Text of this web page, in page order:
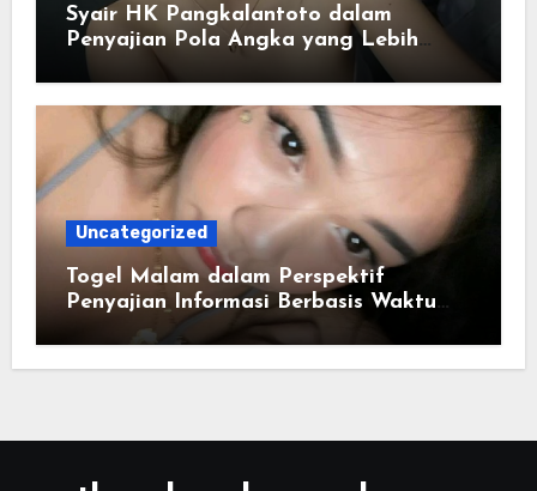
Syair HK Pangkalantoto dalam
Penyajian Pola Angka yang Lebih
Jelas
Uncategorized
Togel Malam dalam Perspektif
Penyajian Informasi Berbasis Waktu
dan Distribusi Data Numerik